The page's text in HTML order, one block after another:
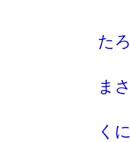
たろ
まさ
くに